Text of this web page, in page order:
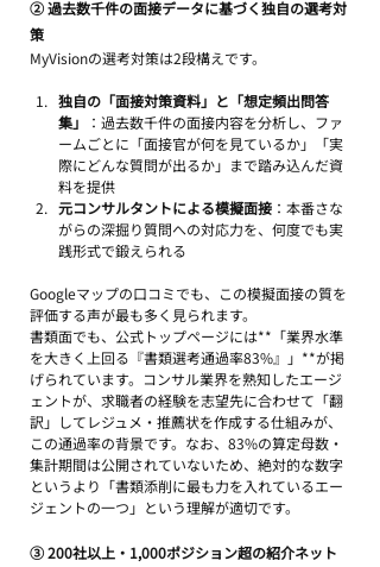
② 過去数千件の面接データに基づく独自の選考対
策
MyVisionの選考対策は2段構えです。
独自の「面接対策資料」と「想定頻出問答
集」
：過去数千件の面接内容を分析し、ファ
ームごとに「面接官が何を見ているか」「実
際にどんな質問が出るか」まで踏み込んだ資
料を提供
元コンサルタントによる模擬面接 ：本番さな
がらの深掘り質問への対応力を、何度でも実
践形式で鍛えられる
Googleマップの口コミでも、この模擬面接の質を
評価する声が最も多く見られます。
書類面でも、公式トップページには**「業界水準
を大きく上回る『書類選考通過率83%』」**が掲
げられています。コンサル業界を熟知したエージ
ェントが、求職者の経験を志望先に合わせて「翻
訳」してレジュメ・推薦状を作成する仕組みが、
この通過率の背景です。なお、83%の算定母数・
集計期間は公開されていないため、絶対的な数字
というより「書類添削に最も力を入れているエー
ジェントの一つ」という理解が適切です。
③ 200社以上・1,000ポジション超の紹介ネット